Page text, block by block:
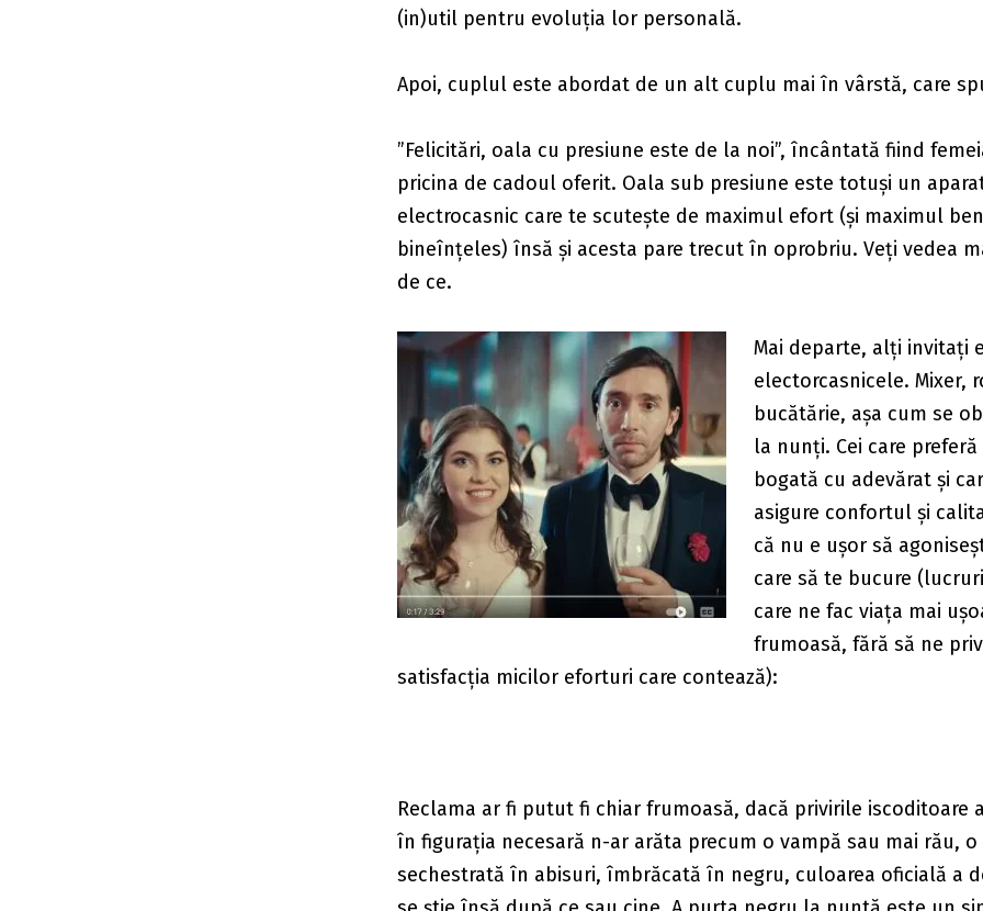
(in)util pentru evoluția lor personală.
Apoi, cuplul este abordat de un alt cuplu mai în vârstă, care
”Felicitări, oala cu presiune este de la noi”, încântată fiind
pricina de cadoul oferit. Oala sub presiune este totuși un
electrocasnic care te scutește de maximul efort (și maximul
bineînțeles) însă și acesta pare trecut în oprobriu. Veți vedea
de ce.
Mai departe, alți invitați
electorcasnicele. Mixer,
bucătărie, așa cum se
la nunți. Cei care preferă
bogată cu adevărat și
asigure confortul și
că nu e ușor să
care să te bucure
care ne fac viața mai
frumoasă, fără să ne
satisfacția micilor eforturi care contează):
Reclama ar fi putut fi chiar frumoasă, dacă privirile iscoditoare
în figurația necesară n-ar arăta precum o vampă sau mai rău, o
sechestrată în abisuri, îmbrăcată în negru, culoarea oficială a